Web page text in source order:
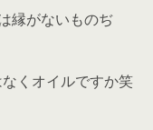
縁がないものぢ
くオイルですか笑